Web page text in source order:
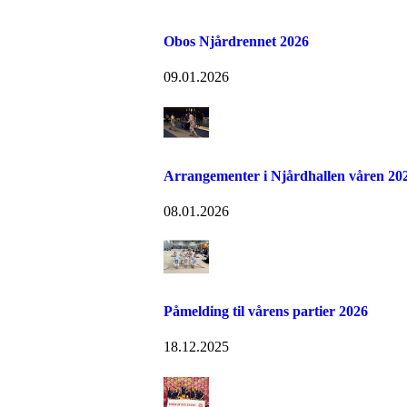
Obos Njårdrennet 2026
09.01.2026
Arrangementer i Njårdhallen våren
08.01.2026
Påmelding til vårens partier 2026
18.12.2025